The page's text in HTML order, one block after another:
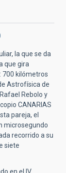
la que se da
que gira
700 kilómetros
Astrofísica de
Rebolo y
CANARIAS
pareja, el
microsegundo
recorrido a su
siete